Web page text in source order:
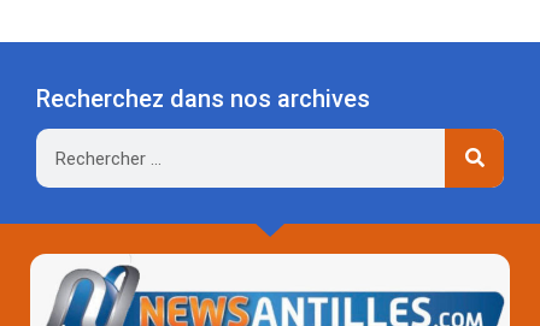
Recherchez dans nos archives
Rechercher